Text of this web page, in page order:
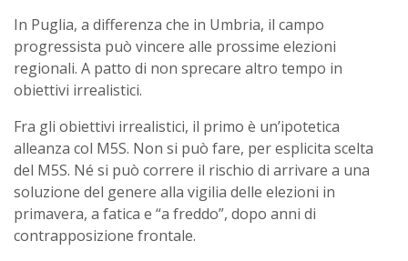
In Puglia, a differenza che in Umbria, il campo
progressista può vincere alle prossime elezioni
regionali. A patto di non sprecare altro tempo in
obiettivi irrealistici.
Fra gli obiettivi irrealistici, il primo è un’ipotetica
alleanza col M5S. Non si può fare, per esplicita scelta
del M5S. Né si può correre il rischio di arrivare a una
soluzione del genere alla vigilia delle elezioni in
primavera, a fatica e “a freddo”, dopo anni di
contrapposizione frontale.